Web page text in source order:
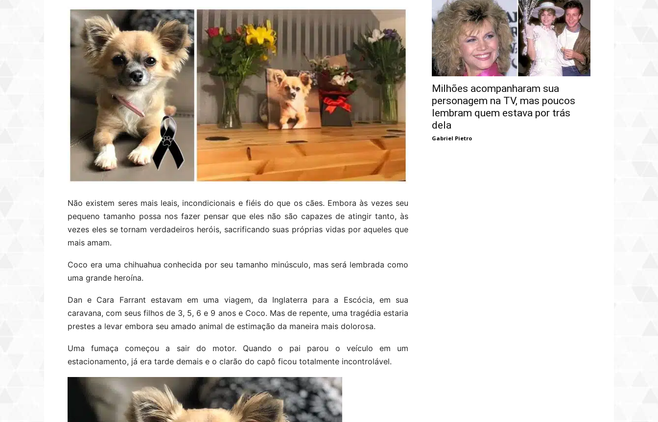
Não existem seres mais leais, incondicionais e fiéis do que os cães. Embora às vezes seu
pequeno tamanho possa nos fazer pensar que eles não são capazes de atingir tanto, às
vezes eles se tornam verdadeiros heróis, sacrificando suas próprias vidas por aqueles que
mais amam.
Coco era uma chihuahua conhecida por seu tamanho minúsculo, mas será lembrada como
uma grande heroína.
Dan e Cara Farrant estavam em uma viagem, da Inglaterra para a Escócia, em sua
caravana, com seus filhos de 3, 5, 6 e 9 anos e Coco. Mas de repente, uma tragédia estaria
prestes a levar embora seu amado animal de estimação da maneira mais dolorosa.
Uma fumaça começou a sair do motor. Quando o pai parou o veículo em um
estacionamento, já era tarde demais e o clarão do capô ficou totalmente incontrolável.
Milhões acompanharam sua
personagem na TV, mas poucos
lembram quem estava por trás
dela
Gabriel Pietro